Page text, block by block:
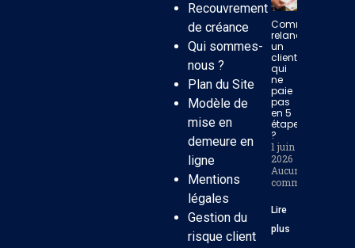
Recouvrement
de créance
Qui sommes-
nous ?
Plan du Site
Modèle de
mise en
demeure en
ligne
Mentions
légales
Gestion du
risque client
Comment
relancer
un
client
qui
ne
paie
pas
en 5
étapes
?
1 juin
2026
Aucun
commentaire
Lire
plus